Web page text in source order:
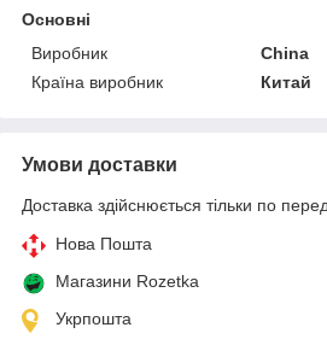
Основні
Виробник
China
Країна виробник
Китай
Умови доставки
Доставка здійснюється тільки по
Нова Пошта
Магазини Rozetka
Укрпошта